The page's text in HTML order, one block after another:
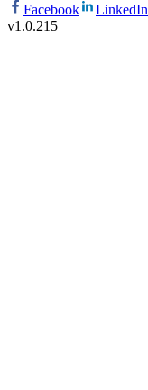
Facebook LinkedIn
v1.0.215